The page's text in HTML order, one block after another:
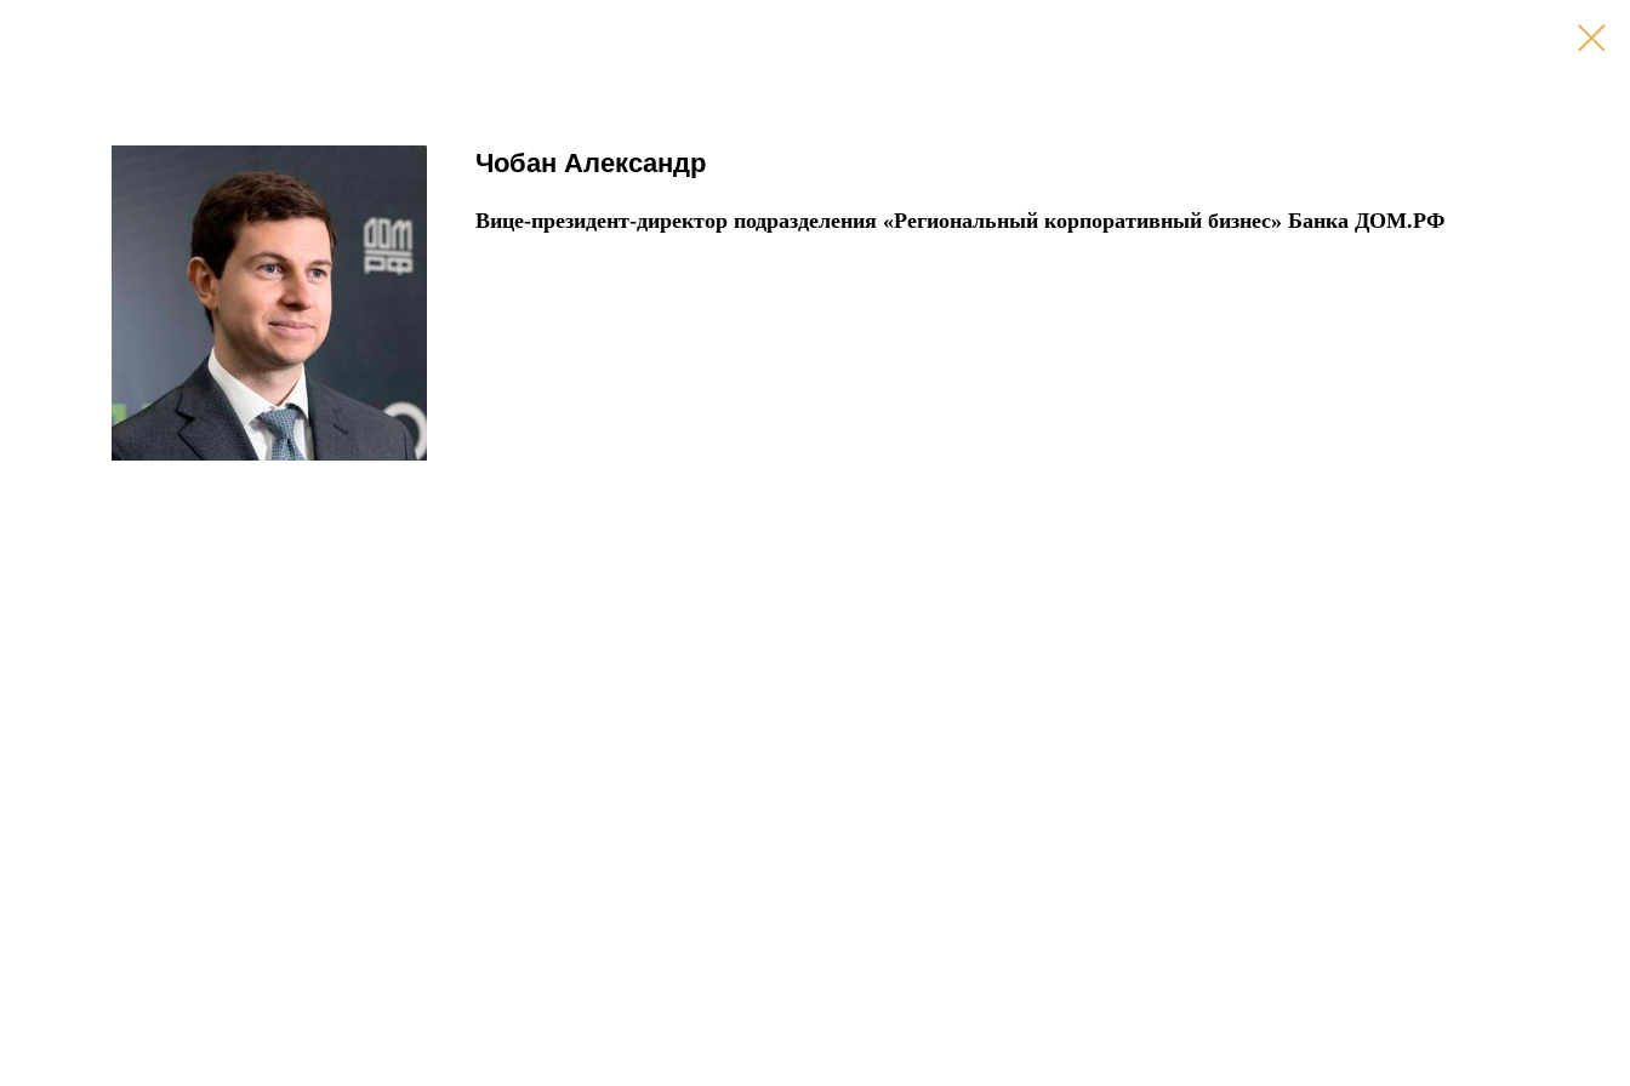
Чобан Александр
Вице-президент-директор подразделения «Региональный корпоративный бизнес» Банка ДОМ.РФ